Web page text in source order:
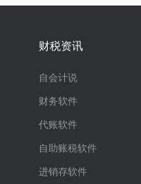
财税资讯
自会计说
财务软件
代账软件
自助账税软件
进销存软件